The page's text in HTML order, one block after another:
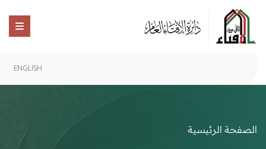
ENGLISH
الصفحة الرئيسية